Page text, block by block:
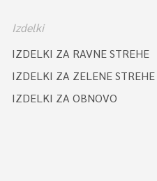
Izdelki
IZDELKI ZA RAVNE STREHE
IZDELKI ZA ZELENE STREHE
IZDELKI ZA OBNOVO